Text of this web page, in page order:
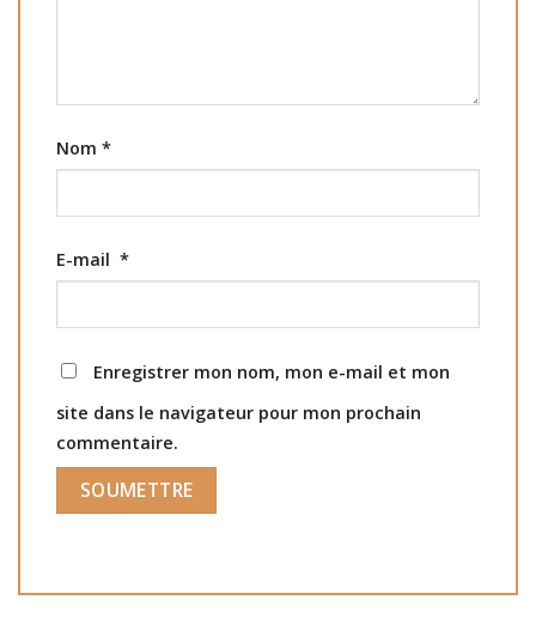
Nom *
E-mail *
Enregistrer mon nom, mon e-mail et mon
site dans le navigateur pour mon prochain
commentaire.